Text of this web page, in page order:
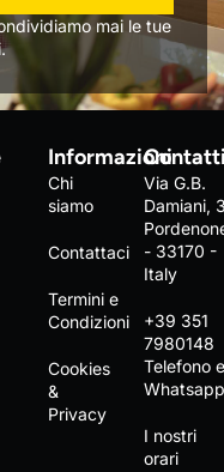
mai le tue
Informazioni
Chi
siamo
Contattaci
Termini e
Condizioni
Cookies
&
Privacy
Via G.B.
Damiani,
- 33170 -
Italy
+39 351
7980148
Telefono
I nostri
orari